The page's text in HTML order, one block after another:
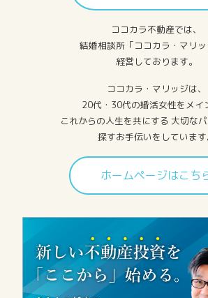
ココカラ不動産では、
結婚相談所「ココカラ・マリッ
経営しております。
ココカラ・マリッジは、
20代・30代の婚活女性をメイ
これからの人生を共にする 大切な
探すお手伝いをしています
ホームページはこち